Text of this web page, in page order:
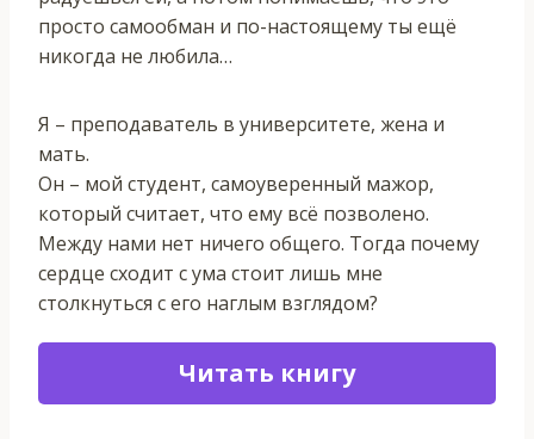
просто самообман и по-настоящему ты ещё
никогда не любила…
Я – преподаватель в университете, жена и
мать.
Он – мой студент, самоуверенный мажор,
который считает, что ему всё позволено.
Между нами нет ничего общего. Тогда почему
сердце сходит с ума стоит лишь мне
столкнуться с его наглым взглядом?
Читать книгу